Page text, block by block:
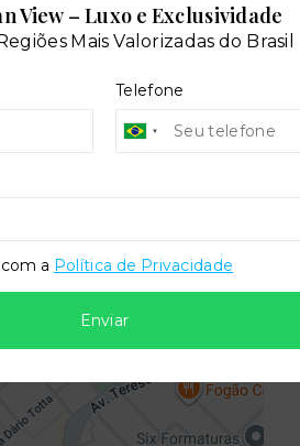
Situação:
Usado
View – Luxo e Exclusividade
Mais Valorizadas do Brasil
Telefone
a Política de Privacidade
Enviar